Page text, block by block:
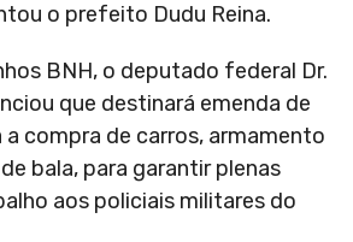
o prefeito Dudu Reina.
BNH, o deputado federal Dr.
que destinará emenda de
a compra de carros, armamento
bala, para garantir plenas
aos policiais militares do